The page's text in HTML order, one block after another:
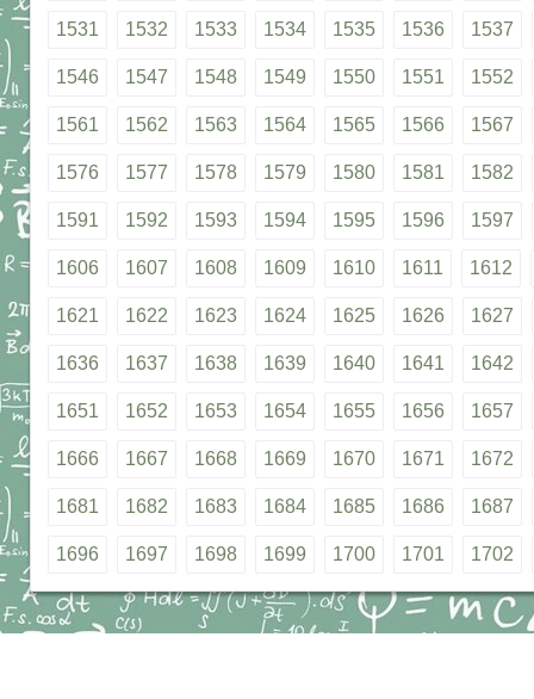
1531 1532 1533 1534 1535 1536 1537
1546 1547 1548 1549 1550 1551 1552
1561 1562 1563 1564 1565 1566 1567
1576 1577 1578 1579 1580 1581 1582
1591 1592 1593 1594 1595 1596 1597
1606 1607 1608 1609 1610 1611 1612
1621 1622 1623 1624 1625 1626 1627
1636 1637 1638 1639 1640 1641 1642
1651 1652 1653 1654 1655 1656 1657
1666 1667 1668 1669 1670 1671 1672
1681 1682 1683 1684 1685 1686 1687
1696 1697 1698 1699 1700 1701 1702